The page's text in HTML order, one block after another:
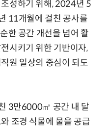
성하기 위해, 2024년 5
11개월에 걸친 공사를
한 공간 개선을 넘어 활
시키기 위한 기반이자,
원 일상의 중심이 되도
3만6000㎡ 공간 내 달
조경 식물에 물을 공급